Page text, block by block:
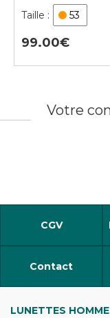
53
99.00
Votre
CGV
Contact
LUNETTES